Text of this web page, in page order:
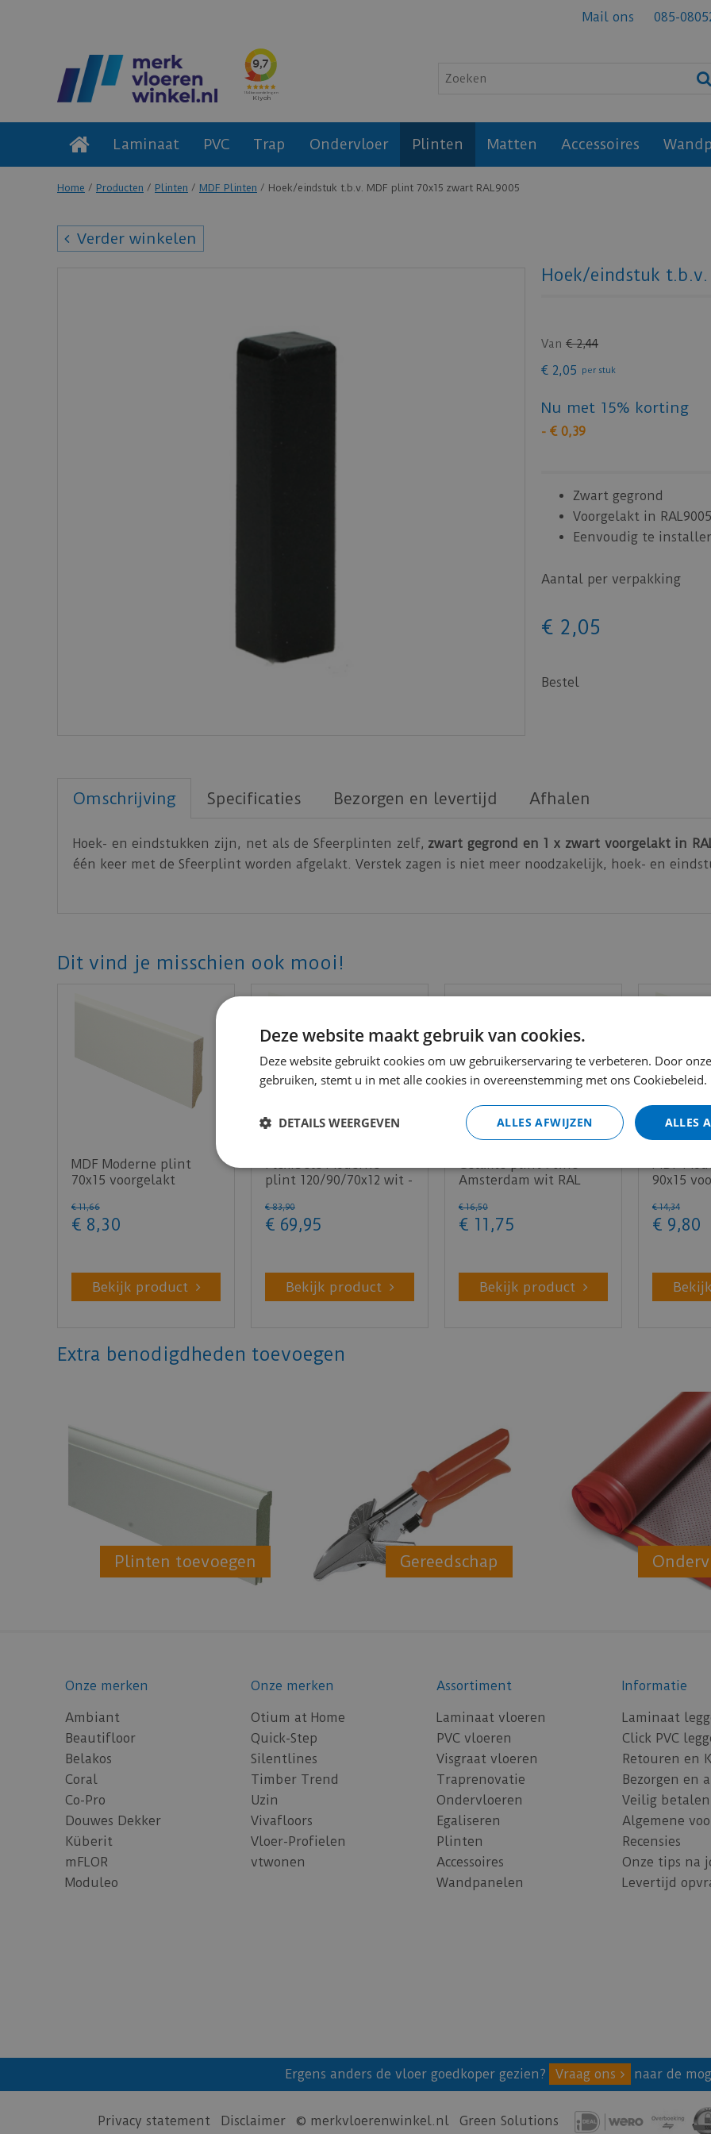
Home Producten Plinten MDF Plinten Hoek/eindstuk t.b.v. MDF plint 70x15 zwart RAL9005
Mail ons 085-
Laminaat PVC Trap Ondervloer Plinten Matten Accessoires
Verder winkelen
Hoek/eindstuk
Van € 2,44
€ 2,05 per stuk
Nu met 15% korting
- € 0,39
Zwart gegrond
Voorgelakt in RAL9005
Eenvoudig te
Aantal per verpakking
€ 2 ,05
Bestel
Omschrijving Specificaties Bezorgen en levertijd Afhalen
Hoek- en eindstukken zijn, net als de Sfeerplinten zelf, zwart gegrond en 1 x zwart voorgelakt in
één keer met de Sfeerplint worden afgelakt. Verstek zagen is niet meer noodzakelijk, hoek- en
Dit vind je misschien ook mooi!
MDF Moderne plint
70x15 voorgelakt
€ 11,66
€ 8,30
Bekijk product
Flexibele Moderne
plint 120/90/70x12 wit -
€ 83,90
€ 69,95
Bekijk product
Gelakte plint 90x15 -
Amsterdam wit RAL
€ 16,50
€ 11 ,75
Bekijk product
MDF
90x15
€ 14,34
€ 9,80
Extra benodigdheden toevoegen
Plinten toevoegen Gereedschap
Onze merken
Ambiant
Beautifloor
Belakos
Coral
Co-Pro
Douwes Dekker
Küberit
mFLOR
Moduleo
Onze merken
Otium at Home
Quick-Step
Silentlines
Timber Trend
Uzin
Vivafloors
Vloer-Profielen
vtwonen
Assortiment
Laminaat vloeren
PVC vloeren
Visgraat vloeren
Traprenovatie
Ondervloeren
Egaliseren
Plinten
Accessoires
Wandpanelen
Informatie
Laminaat
Click PVC
Retouren en
Bezorgen en
Veilig betalen
Algemene
Recensies
Onze tips na
Levertijd
Ergens anders de vloer goedkoper gezien? Vraag ons naar de
Privacy statement Disclaimer © merkvloerenwinkel.nl Green Solutions
Deze website maakt gebruik van cookies.
Deze website gebruikt cookies om uw gebruikerservaring te verbeteren. Door
gebruiken, stemt u in met alle cookies in overeenstemming met ons Cookiebeleid.
ALLES
ALLES AFWIJZEN
DETAILS WEERGEVEN